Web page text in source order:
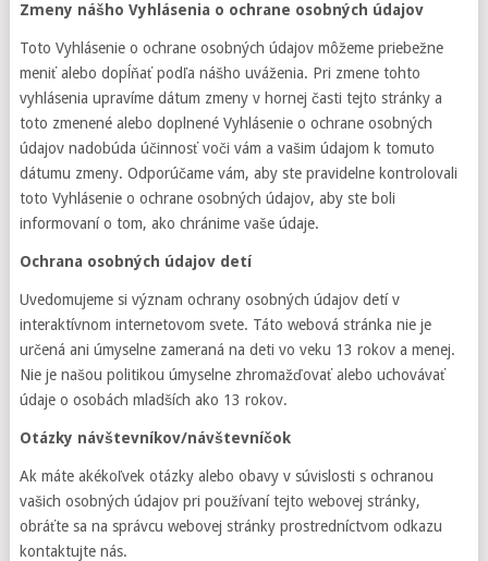
Zmeny nášho Vyhlásenia o ochrane osobných údajov
Toto Vyhlásenie o ochrane osobných údajov môžeme priebežne
meniť alebo dopĺňať podľa nášho uváženia. Pri zmene tohto
vyhlásenia upravíme dátum zmeny v hornej časti tejto stránky a
toto zmenené alebo doplnené Vyhlásenie o ochrane osobných
údajov nadobúda účinnosť voči vám a vašim údajom k tomuto
dátumu zmeny. Odporúčame vám, aby ste pravidelne kontrolovali
toto Vyhlásenie o ochrane osobných údajov, aby ste boli
informovaní o tom, ako chránime vaše údaje.
Ochrana osobných údajov detí
Uvedomujeme si význam ochrany osobných údajov detí v
interaktívnom internetovom svete. Táto webová stránka nie je
určená ani úmyselne zameraná na deti vo veku 13 rokov a menej.
Nie je našou politikou úmyselne zhromažďovať alebo uchovávať
údaje o osobách mladších ako 13 rokov.
Otázky návštevníkov/návštevníčok
Ak máte akékoľvek otázky alebo obavy v súvislosti s ochranou
vašich osobných údajov pri používaní tejto webovej stránky,
obráťte sa na správcu webovej stránky prostredníctvom odkazu
kontaktujte nás.